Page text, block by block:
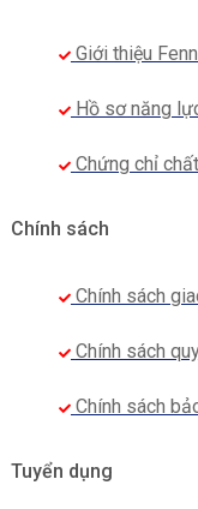
Giới thiệu
Hồ sơ năng
Chứng chỉ
Chính sách
Chính sách
Chính sách
Chính sách
Tuyển dụng